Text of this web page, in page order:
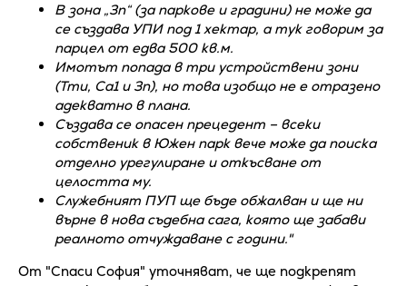
В зона „Зп“ (за паркове и градини) не може да
се създава УПИ под 1 хектар, а тук говорим за
парцел от едва 500 кв.м.
Имотът попада в три устройствени зони
(Тти, Са1 и Зп), но това изобщо не е отразено
адекватно в плана.
Създава се опасен прецедент – всеки
собственик в Южен парк вече може да поиска
отделно урегулиране и откъсване от
целостта му.
Служебният ПУП ще бъде обжалван и ще ни
върне в нова съдебна сага, която ще забави
реалното отчуждаване с години."
От "Спаси София" уточняват, че ще подкрепят